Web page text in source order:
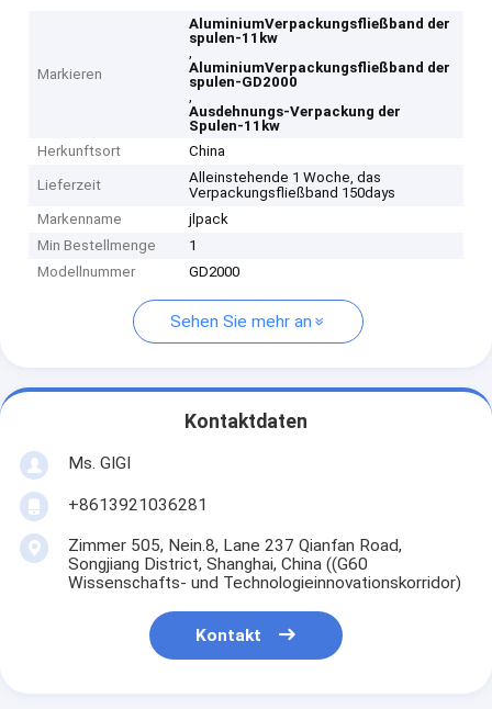
Markieren
AluminiumVerpackungsfließband der
spulen-11kw
,
AluminiumVerpackungsfließband der
spulen-GD2000
,
Ausdehnungs-Verpackung der
Spulen-11kw
Herkunftsort
China
Lieferzeit
Alleinstehende 1 Woche, das
Verpackungsfließband 150days
Markenname
jlpack
Min Bestellmenge
1
Modellnummer
GD2000
Sehen Sie mehr an
Kontaktdaten
Ms. GIGI
+8613921036281
Zimmer 505, Nein.8, Lane 237 Qianfan Road,
Songjiang District, Shanghai, China ((G60
Wissenschafts- und Technologieinnovationskorridor)
Kontakt